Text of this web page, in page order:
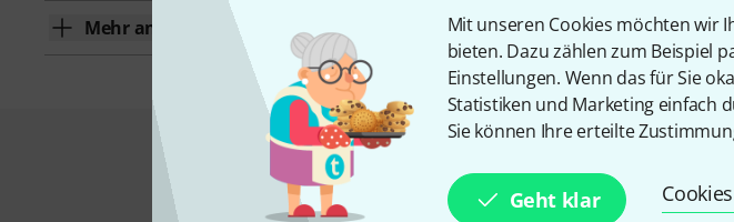
Mit unseren Cookies möchten wir
bieten. Dazu zählen zum Beispiel
Einstellungen. Wenn das für Sie
Statistiken und Marketing einfach
Sie können Ihre erteilte
Geht klar
Mehr anzeigen
Das kauften Kunden, die sich